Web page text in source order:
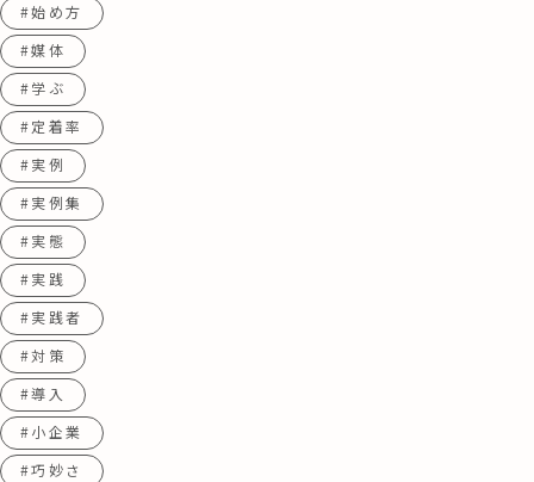
#始め方
#媒体
#学ぶ
#定着率
#実例
#実例集
#実態
#実践
#実践者
#対策
#導入
#小企業
#巧妙さ